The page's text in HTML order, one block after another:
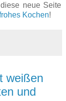
neue Seite
Kochen!
weißen
und